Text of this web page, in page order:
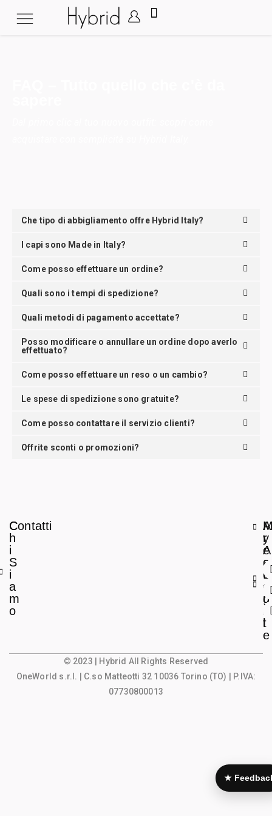
Che tipo di abbigliamento offre Hybrid Italy?
I capi sono Made in Italy?
Come posso effettuare un ordine?
Quali sono i tempi di spedizione?
Quali metodi di pagamento accettate?
Posso modificare o annullare un ordine dopo averlo
effettuato?
Come posso effettuare un reso o un cambio?
Le spese di spedizione sono gratuite?
Come posso contattare il servizio clienti?
Offrite sconti o promozioni?
C
h
i
S
i
a
m
o
Contatti
A
r
e
a
L
e
g
l
e
y
A
c
c
o
u
t
© 2023 | Hybrid All Rights Reserved
OneWorld s.r.l.
| C.so Matteotti 32 10036 Torino (TO) | P.IVA:
07730800013
★